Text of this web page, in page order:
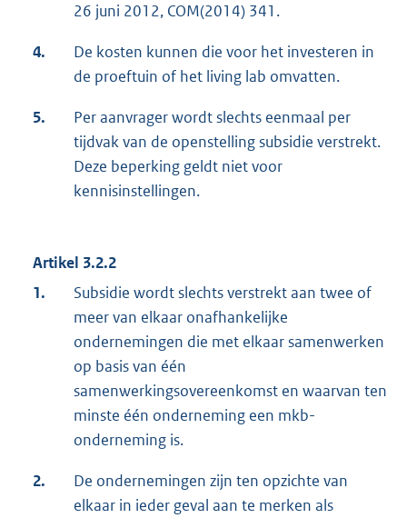
26 juni 2012, COM(2014) 341.
4.
De kosten kunnen die voor het investeren in
de proeftuin of het living lab omvatten.
5.
Per aanvrager wordt slechts eenmaal per
tijdvak van de openstelling subsidie verstrekt.
Deze beperking geldt niet voor
kennisinstellingen.
Artikel 3.2.2
1.
Subsidie wordt slechts verstrekt aan twee of
meer van elkaar onafhankelijke
ondernemingen die met elkaar samenwerken
op basis van één
samenwerkingsovereenkomst en waarvan ten
minste één onderneming een mkb-
onderneming is.
2.
De ondernemingen zijn ten opzichte van
elkaar in ieder geval aan te merken als